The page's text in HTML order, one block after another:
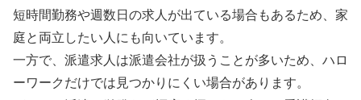
短時間勤務や週数日の求人が出ている場合もあるため、家
庭と両立したい人にも向いています。
一方で、派遣求人は派遣会社が扱うことが多いため、ハロ
ーワークだけでは見つかりにくい場合があります。